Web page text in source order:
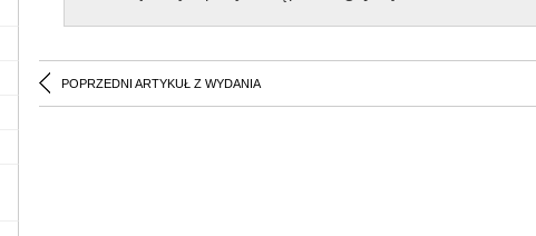
POPRZEDNI ARTYKUŁ Z WYDANIA